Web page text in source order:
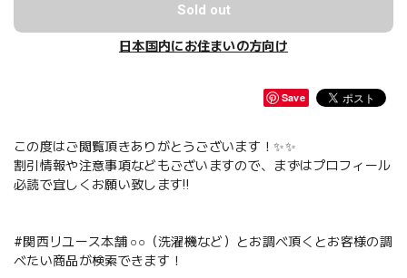
Sold out
日本国内にお住まいの方向け
Save
この度はご閲覧頂きありがとうございます！✨✨
割引情報や注意事項などもございますので、まずはプロフィール
必読で宜しくお願い致します‼️
#関西リユース本舗 ○○（洗濯機など）とお調べ頂くとお客様の調
べたい商品が検索できます！